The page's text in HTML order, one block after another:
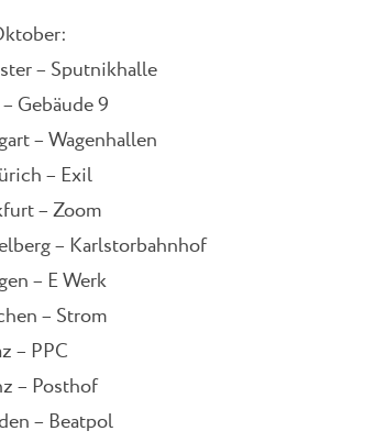
– Sputnikhalle
Gebäude 9
– Wagenhallen
– Exil
– Zoom
– Karlstorbahnhof
– E Werk
– Strom
– PPC
– Posthof
– Beatpol